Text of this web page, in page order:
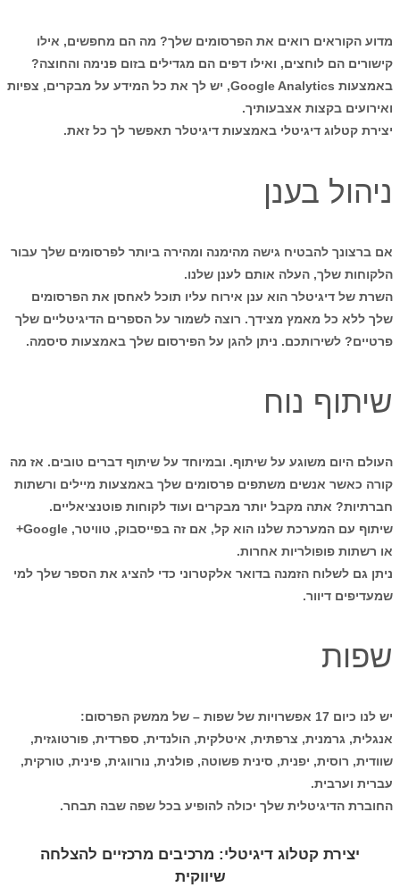
מדוע הקוראים רואים את הפרסומים שלך? מה הם מחפשים, אילו
קישורים הם לוחצים, ואילו דפים הם מגדילים בזום פנימה והחוצה?
באמצעות Google Analytics, יש לך את כל המידע על מבקרים, צפיות
ואירועים בקצות אצבעותיך.
יצירת קטלוג דיגיטלי באמצעות דיגיטלר תאפשר לך כל זאת.
ניהול בענן
אם ברצונך להבטיח גישה מהימנה ומהירה ביותר לפרסומים שלך עבור
הלקוחות שלך, העלה אותם לענן שלנו.
השרת של דיגיטלר הוא ענן אירוח עליו תוכל לאחסן את הפרסומים
שלך ללא כל מאמץ מצידך. רוצה לשמור על הספרים הדיגיטליים שלך
פרטיים? לשירותכם. ניתן להגן על הפירסום שלך באמצעות סיסמה.
שיתוף נוח
העולם היום משוגע על שיתוף. ובמיוחד על שיתוף דברים טובים. אז מה
קורה כאשר אנשים משתפים פרסומים שלך באמצעות מיילים ורשתות
חברתיות? אתה מקבל יותר מבקרים ועוד לקוחות פוטנציאליים.
שיתוף עם המערכת שלנו הוא קל, אם זה בפייסבוק, טוויטר, Google+
או רשתות פופולריות אחרות.
ניתן גם לשלוח הזמנה בדואר אלקטרוני כדי להציג את הספר שלך למי
שמעדיפים דיוור.
שפות
יש לנו כיום 17 אפשרויות של שפות – של ממשק הפרסום:
אנגלית, גרמנית, צרפתית, איטלקית, הולנדית, ספרדית, פורטוגזית,
שוודית, רוסית, יפנית, סינית פשוטה, פולנית, נורווגית, פינית, טורקית,
עברית וערבית.
החוברת הדיגיטלית שלך יכולה להופיע בכל שפה שבה תבחר.
יצירת קטלוג דיגיטלי: מרכיבים מרכזיים להצלחה
שיווקית